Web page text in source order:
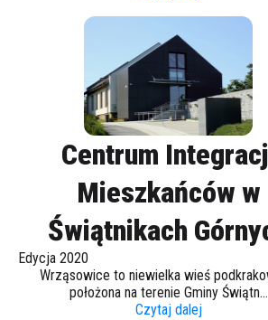
Centrum
Mieszkańców w
Świątnikach
Edycja 2020
Wrząsowice to niewielka wieś
położona na terenie Gminy Świątn...
Czytaj dalej